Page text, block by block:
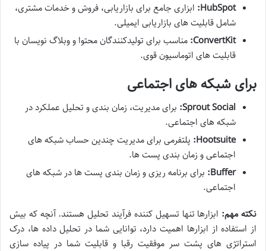
HubSpot: ابزاری جامع برای بازاریابی، فروش و خدمات مشتری،
شامل قابلیت های بازاریابی ایمیلی.
ConvertKit: مناسب برای تولیدکنندگان محتوا و وبلاگ نویسان با
قابلیت های اتوماسیون قوی.
برای شبکه های اجتماعی
Sprout Social: برای مدیریت، زمان بندی و تحلیل عملکرد در
شبکه های اجتماعی.
Hootsuite: پلتفرمی برای مدیریت چندین حساب شبکه های
اجتماعی و زمان بندی پست ها.
Buffer: برای برنامه ریزی و زمان بندی پست ها در شبکه های
اجتماعی.
نکته مهم: ابزارها تنها تسهیل کننده فرآیند تحلیل هستند. آنچه که بیش
از استفاده از ابزارها اهمیت دارد، توانایی شما در تحلیل داده ها، درک
استراتژی های پشت سر موفقیت رقبا و قابلیت شما در پیاده سازی